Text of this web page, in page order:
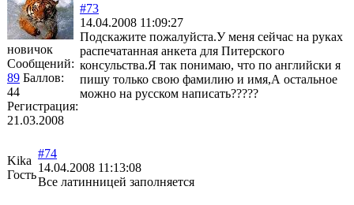
новичок
Сообщений:
89 Баллов:
44
Регистрация:
21.03.2008
#73
14.04.2008 11:09:27
Подскажите пожалуйста.У меня сейчас на руках
распечатанная анкета для Питерского
консульства.Я так понимаю, что по английски я
пишу только свою фамилию и имя,А остальное
можно на русском написать?????
Kika
Гость
#74
14.04.2008 11:13:08
Все латинницей заполняется